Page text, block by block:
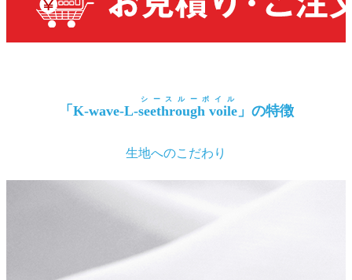
「K-wave-L-seethrough voile
シースルーボイル
」の特徴
生地へのこだわり